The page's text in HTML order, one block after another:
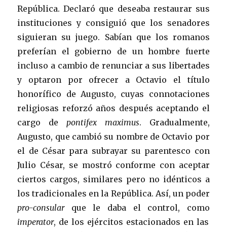
República. Declaró que deseaba restaurar sus
instituciones y consiguió que los senadores
siguieran su juego. Sabían que los romanos
preferían el gobierno de un hombre fuerte
incluso a cambio de renunciar a sus libertades
y optaron por ofrecer a Octavio el título
honorífico de Augusto, cuyas connotaciones
religiosas reforzó años después aceptando el
cargo de pontifex maximus. Gradualmente,
Augusto, que cambió su nombre de Octavio por
el de César para subrayar su parentesco con
Julio César, se mostró conforme con aceptar
ciertos cargos, similares pero no idénticos a
los tradicionales en la República. Así, un poder
pro-consularque le daba el control, como
imperator, de los ejércitos estacionados en las